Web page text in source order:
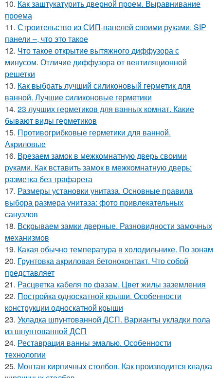
10. Как заштукатурить дверной проем. Выравнивание
проема
11. Строительство из СИП-панелей своими руками. SIP
панели –, что это такое
12. Что такое открытие вытяжного диффузора с
минусом. Отличие диффузора от вентиляционной
решетки
13. Как выбрать лучший силиконовый герметик для
ванной. Лучшие силиконовые герметики
14. 23 лучших герметиков для ванных комнат. Какие
бывают виды герметиков
15. Противогрибковые герметики для ванной.
Акриловые
16. Врезаем замок в межкомнатную дверь своими
руками. Как вставить замок в межкомнатную дверь:
разметка без трафарета
17. Размеры установки унитаза. Основные правила
выбора размера унитаза: фото привлекательных
санузлов
18. Вскрываем замки дверные. Разновидности замочных
механизмов
19. Какая обычно температура в холодильнике. По зонам
20. Грунтовка акриловая бетоноконтакт. Что собой
представляет
21. Расцветка кабеля по фазам. Цвет жилы заземления
22. Постройка односкатной крыши. Особенности
конструкции односкатной крыши
23. Укладка шпунтованной ДСП. Варианты укладки пола
из шпунтованной ДСП
24. Реставрация ванны эмалью. Особенности
технологии
25. Монтаж кирпичных столбов. Как производится кладка